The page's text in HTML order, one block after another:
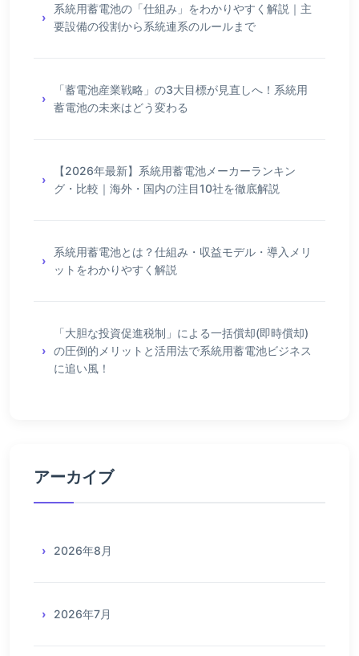
系統用蓄電池の「仕組み」をわかりやすく解説｜主
要設備の役割から系統連系のルールまで
「蓄電池産業戦略」の3大目標が見直しへ！系統用
蓄電池の未来はどう変わる
【2026年最新】系統用蓄電池メーカーランキン
グ・比較｜海外・国内の注目10社を徹底解説
系統用蓄電池とは？仕組み・収益モデル・導入メリ
ットをわかりやすく解説
「大胆な投資促進税制」による一括償却(即時償却)
の圧倒的メリットと活用法で系統用蓄電池ビジネス
に追い風！
アーカイブ
2026年8月
2026年7月